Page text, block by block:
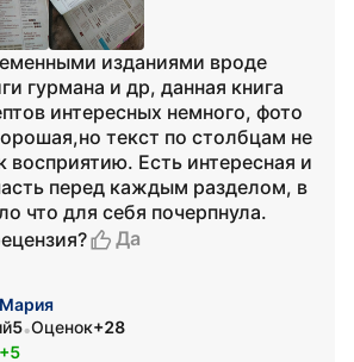
изданиями вроде
гурмана и др, данная книга
интересных немного, фото
текст по столбцам не
восприятию. Есть интересная и
перед каждым разделом, в
что для себя почерпнула.
Да
5•Оценок+28
+5